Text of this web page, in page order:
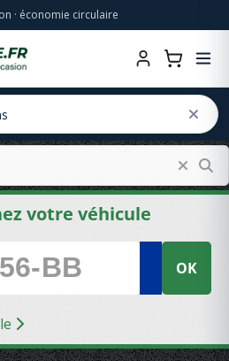
· économie circulaire
votre véhicule
OK